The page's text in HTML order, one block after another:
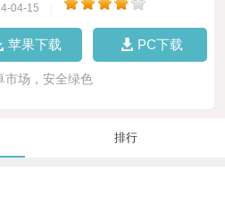
04-15
苹果下载 PC下载
市场，安全绿色
排行